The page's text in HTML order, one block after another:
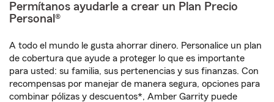
Permítanos ayudarle a crear un Plan Precio
Personal®
A todo el mundo le gusta ahorrar dinero. Personalice un plan
de cobertura que ayude a proteger lo que es importante
para usted: su familia, sus pertenencias y sus finanzas. Con
recompensas por manejar de manera segura, opciones para
combinar pólizas y descuentos*, Amber Garrity puede